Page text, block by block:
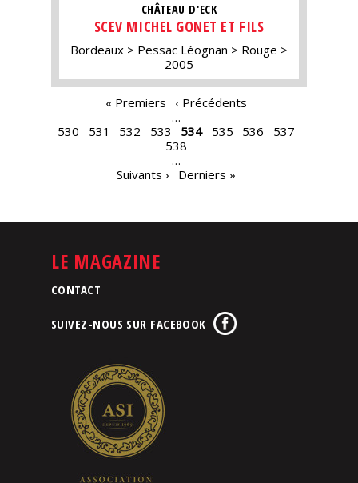
CHÂTEAU D'ECK
SCEV MICHEL GONET ET FILS
Bordeaux Pessac Léognan
Rouge
2005
« Premiers
‹ Précédents
…
530
531 532 533 534 535 536
537
538
…
Suivants ›
Derniers »
LE MAGAZINE
CONTACT
SUIVEZ-NOUS SUR FACEBOOK